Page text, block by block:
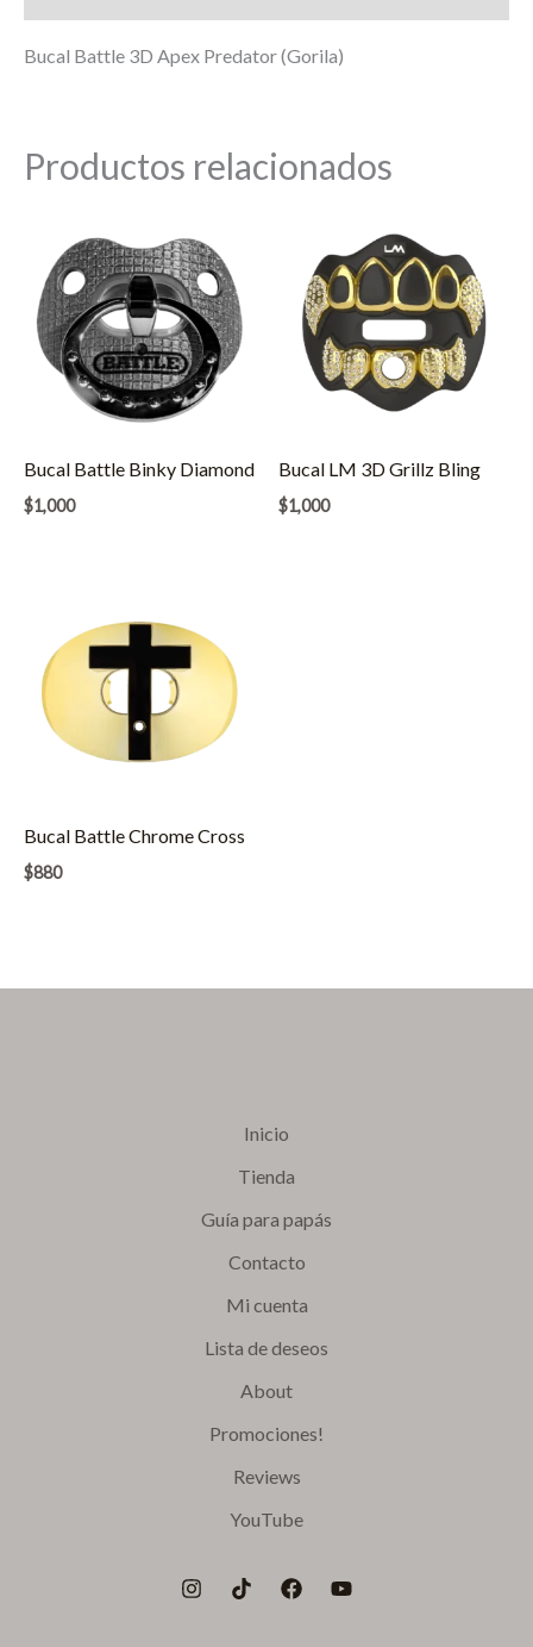
Bucal Battle 3D Apex Predator (Gorila)
Productos relacionados
Bucal Battle Binky Diamond
$1,000
Bucal LM 3D Grillz Bling
$1,000
Bucal Battle Chrome Cross
$880
Inicio
Tienda
Guía para papás
Contacto
Mi cuenta
Lista de deseos
About
Promociones!
Reviews
YouTube